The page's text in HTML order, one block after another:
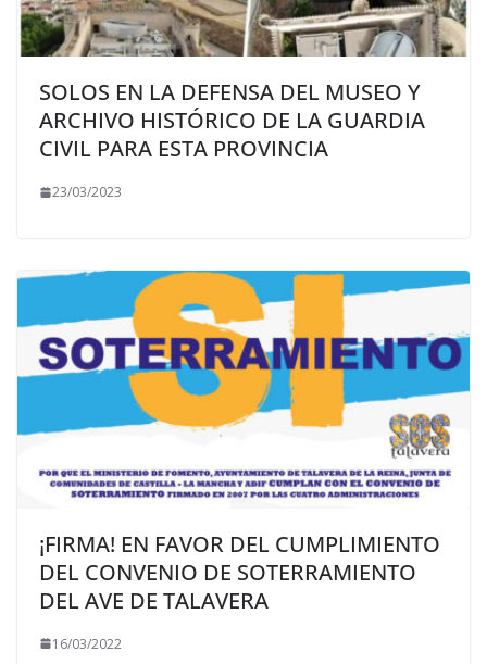
SOLOS EN LA DEFENSA DEL MUSEO Y
ARCHIVO HISTÓRICO DE LA GUARDIA
CIVIL PARA ESTA PROVINCIA
23/03/2023
¡FIRMA! EN FAVOR DEL CUMPLIMIENTO
DEL CONVENIO DE SOTERRAMIENTO
DEL AVE DE TALAVERA
16/03/2022